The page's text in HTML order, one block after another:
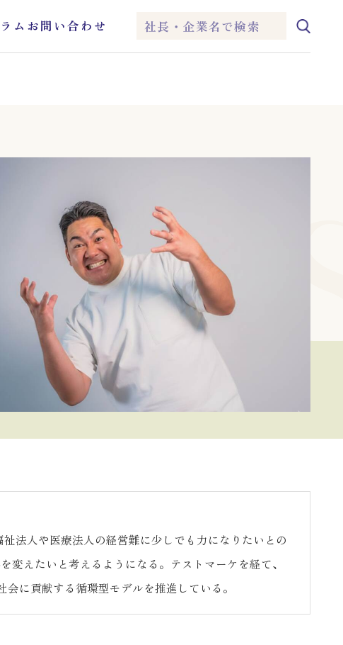
ム お問い合わせ
法人や医療法人の経営難に少しでも力になりたいとの
えたいと考えるようになる。テストマーケを経て、
に貢献する循環型モデルを推進している。